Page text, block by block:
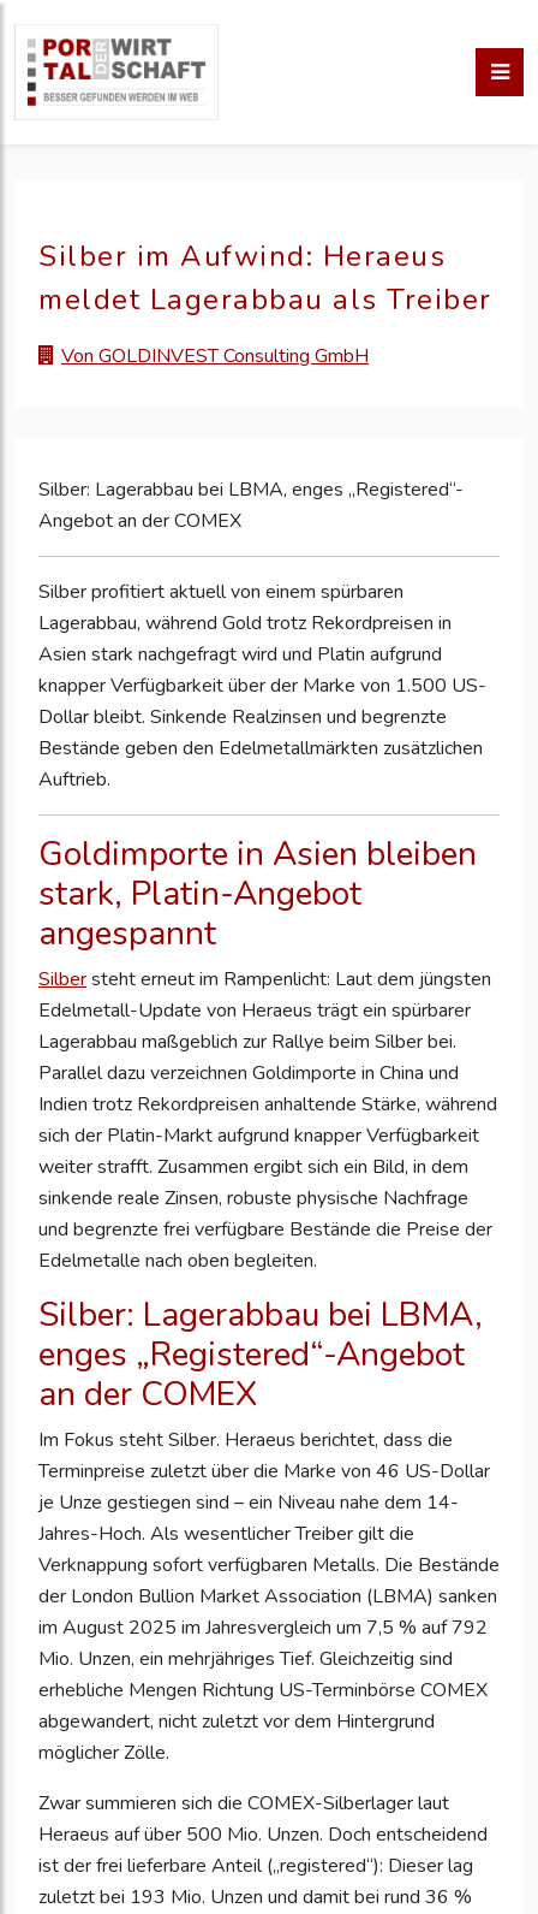
Silber im Aufwind: Heraeus
meldet Lagerabbau als Treiber
Von GOLDINVEST Consulting GmbH
Silber: Lagerabbau bei LBMA, enges „Registered“-
Angebot an der COMEX
Silber profitiert aktuell von einem spürbaren
Lagerabbau, während Gold trotz Rekordpreisen in
Asien stark nachgefragt wird und Platin aufgrund
knapper Verfügbarkeit über der Marke von 1.500 US-
Dollar bleibt. Sinkende Realzinsen und begrenzte
Bestände geben den Edelmetallmärkten zusätzlichen
Auftrieb.
Goldimporte in Asien bleiben
stark, Platin-Angebot
angespannt
Silbersteht erneut im Rampenlicht: Laut dem jüngsten
Edelmetall-Update von Heraeus trägt ein spürbarer
Lagerabbau maßgeblich zur Rallye beim Silber bei.
Parallel dazu verzeichnen Goldimporte in China und
Indien trotz Rekordpreisen anhaltende Stärke, während
sich der Platin-Markt aufgrund knapper Verfügbarkeit
weiter strafft. Zusammen ergibt sich ein Bild, in dem
sinkende reale Zinsen, robuste physische Nachfrage
und begrenzte frei verfügbare Bestände die Preise der
Edelmetalle nach oben begleiten.
Silber: Lagerabbau bei LBMA,
enges „Registered“-Angebot
an der COMEX
Im Fokus steht Silber. Heraeus berichtet, dass die
Terminpreise zuletzt über die Marke von 46 US-Dollar
je Unze gestiegen sind – ein Niveau nahe dem 14-
Jahres-Hoch. Als wesentlicher Treiber gilt die
Verknappung sofort verfügbaren Metalls. Die Bestände
der London Bullion Market Association (LBMA) sanken
im August 2025 im Jahresvergleich um 7,5 % auf 792
Mio. Unzen, ein mehrjähriges Tief. Gleichzeitig sind
erhebliche Mengen Richtung US-Terminbörse COMEX
abgewandert, nicht zuletzt vor dem Hintergrund
möglicher Zölle.
Zwar summieren sich die COMEX-Silberlager laut
Heraeus auf über 500 Mio. Unzen. Doch entscheidend
ist der frei lieferbare Anteil („registered“): Dieser lag
zuletzt bei 193 Mio. Unzen und damit bei rund 36 %